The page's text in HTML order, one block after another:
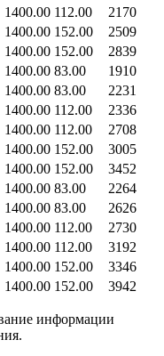
1400.00 112.00
2170
1400.00 152.00
2509
1400.00 152.00
2839
1400.00 83.00
1910
1400.00 83.00
2231
1400.00 112.00
2336
1400.00 112.00
2708
1400.00 152.00
3005
1400.00 152.00
3452
1400.00 83.00
2264
1400.00 83.00
2626
1400.00 112.00
2730
1400.00 112.00
3192
1400.00 152.00
3346
1400.00 152.00 3942
информации